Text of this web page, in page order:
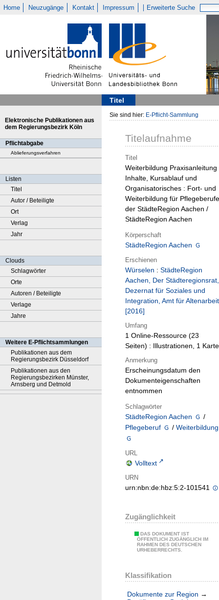
Home Neuzugänge Kontakt Impressum Erweiterte Suche
Titel
Elektronische Publikationen aus
dem Regierungsbezirk Köln
Pflichtabgabe
Ablieferungsverfahren
Listen
Titel
Autor / Beteiligte
Ort
Verlag
Jahr
Clouds
Schlagwörter
Orte
Autoren / Beteiligte
Verlage
Jahre
Weitere E-Pflichtsammlungen
Publikationen aus dem
Regierungsbezirk Düsseldorf
Publikationen aus den
Regierungsbezirken Münster,
Arnsberg und Detmold
Sie sind hier: E-Pflicht-Sammlung
Titelaufnahme
Titel
Weiterbildung Praxisanleitung
Inhalte, Kursablauf und
Organisatorisches : Fort- und
Weiterbildung für Pflegeberufe
der StädteRegion Aachen /
StädteRegion Aachen
Körperschaft
StädteRegion Aachen
Erschienen
Würselen : StädteRegion
Aachen, Der Städteregionsrat,
Dezernat für Soziales und
Integration, Amt für Altenarbeit
[2016]
Umfang
1 Online-Ressource (23
Seiten) : Illustrationen, 1 Karte
Anmerkung
Erscheinungsdatum den
Dokumenteigenschaften
entnommen
Schlagwörter
StädteRegion Aachen
/
Pflegeberuf
/ Weiterbildung
URL
Volltext
URN
urn:nbn:de:hbz:5:2-101541
Zugänglichkeit
DAS DOKUMENT IST
ÖFFENTLICH ZUGÄNGLICH IM
RAHMEN DES DEUTSCHEN
URHEBERRECHTS.
Klassifikation
Dokumente zur Region →